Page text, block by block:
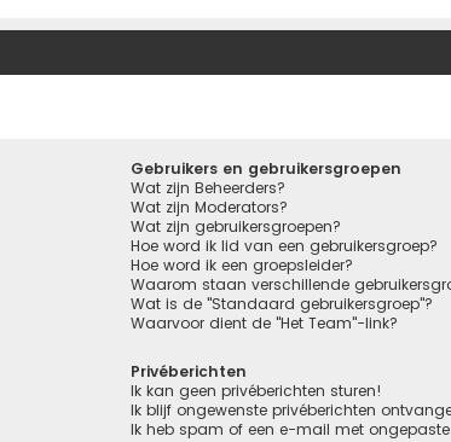
Gebruikers en gebruikersgroepen
Wat zijn Beheerders?
Wat zijn Moderators?
Wat zijn gebruikersgroepen?
Hoe word ik lid van een gebruikersgroep?
Hoe word ik een groepsleider?
Waarom staan verschillende
Wat is de "Standaard gebruikersgroep"?
Waarvoor dient de "Het Team"-link?
Privéberichten
Ik kan geen privéberichten sturen!
Ik blijf ongewenste privéberichten
Ik heb spam of een e-mail met